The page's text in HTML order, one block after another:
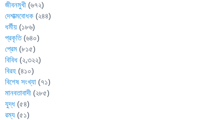
জীবনমুখী (৬৭২)
দেশাত্মবোধক (২৪৪)
ধর্মীয় (১৮৬)
প্রকৃতি(৬৪০)
প্রেম (৮১৫)
বিবিধ (২,৩২২)
বিরহ (৪১০)
বিশেষ সংখ্যা (৭১)
মানবতাবাদী (২৮৫)
যুদ্ধ (৫৪)
রম্য (৫১)